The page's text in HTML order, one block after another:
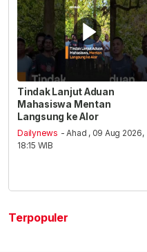
Tindak Lanjut Aduan
Mahasiswa Mentan
Langsung ke Alor
Dailynews - Ahad , 09 Aug 2026,
18:15 WIB
Terpopuler